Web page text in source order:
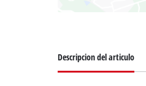
Descripcion del articulo